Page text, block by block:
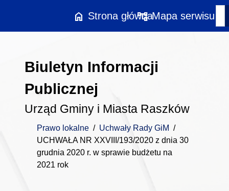
home Strona główna
account_treeMapa serwisu
Biuletyn Informacji
Publicznej
Urząd Gminy i Miasta Raszków
Prawo lokalne / Uchwały Rady GiM /
UCHWAŁA NR XXVIII/193/2020 z dnia 30
grudnia 2020 r. w sprawie budżetu na
2021 rok